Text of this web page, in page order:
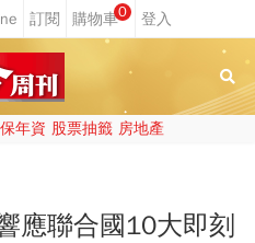
0
年資 股票抽籤 房地產
應聯合國10大即刻